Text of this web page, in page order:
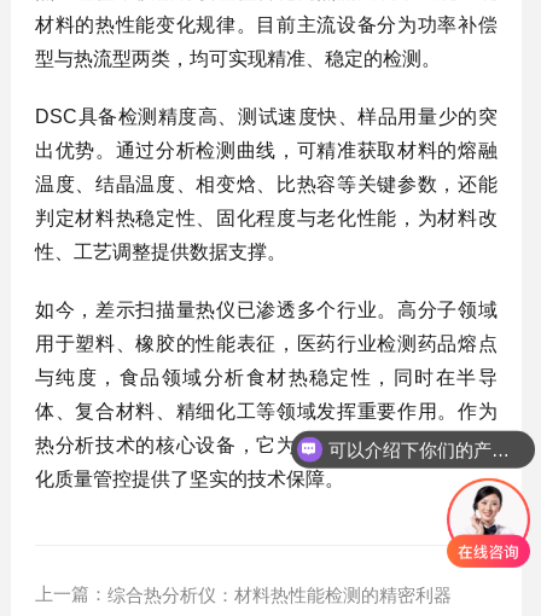
材料的热性能变化规律。目前主流设备分为功率补偿
型与热流型两类，均可实现精准、稳定的检测。
DSC具备检测精度高、测试速度快、样品用量少的突
出优势。通过分析检测曲线，可精准获取材料的熔融
温度、结晶温度、相变焓、比热容等关键参数，还能
判定材料热稳定性、固化程度与老化性能，为材料改
性、工艺调整提供数据支撑。
如今，差示扫描量热仪已渗透多个行业。高分子领域
用于塑料、橡胶的性能表征，医药行业检测药品熔点
与纯度，食品领域分析食材热稳定性，同时在半导
体、复合材料、精细化工等领域发挥重要作用。作为
热分析技术的核心设备，它为新材料研发迭代与工业
化质量管控提供了坚实的技术保障。
上一篇： 综合热分析仪：材料热性能检测的精密利器
可以介绍下你们的产品么？